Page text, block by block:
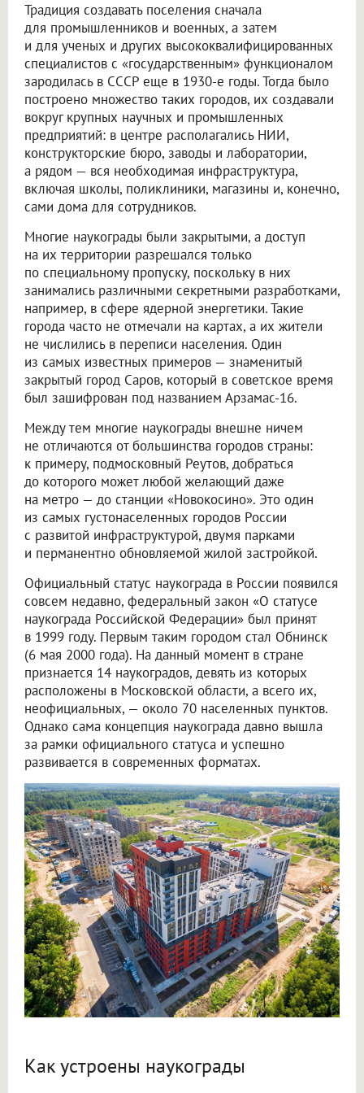
Традиция создавать поселения сначала
для промышленников и военных, а затем
и для ученых и других высококвалифицированных
специалистов с «государственным» функционалом
зародилась в СССР еще в 1930-е годы. Тогда было
построено множество таких городов, их создавали
вокруг крупных научных и промышленных
предприятий: в центре располагались НИИ,
конструкторские бюро, заводы и лаборатории,
а рядом — вся необходимая инфраструктура,
включая школы, поликлиники, магазины и, конечно,
сами дома для сотрудников.
Многие наукограды были закрытыми, а доступ
на их территории разрешался только
по специальному пропуску, поскольку в них
занимались различными секретными разработками,
например, в сфере ядерной энергетики. Такие
города часто не отмечали на картах, а их жители
не числились в переписи населения. Один
из самых известных примеров — знаменитый
закрытый город Саров, который в советское время
был зашифрован под названием Арзамас-16.
Между тем многие наукограды внешне ничем
не отличаются от большинства городов страны:
к примеру, подмосковный Реутов, добраться
до которого может любой желающий даже
на метро — до станции «Новокосино». Это один
из самых густонаселенных городов России
с развитой инфраструктурой, двумя парками
и перманентно обновляемой жилой застройкой.
Официальный статус наукограда в России появился
совсем недавно, федеральный закон «О статусе
наукограда Российской Федерации» был принят
в 1999 году. Первым таким городом стал Обнинск
(6 мая 2000 года). На данный момент в стране
признается 14 наукоградов, девять из которых
расположены в Московской области, а всего их,
неофициальных, — около 70 населенных пунктов.
Однако сама концепция наукограда давно вышла
за рамки официального статуса и успешно
развивается в современных форматах.
Как устроены наукограды